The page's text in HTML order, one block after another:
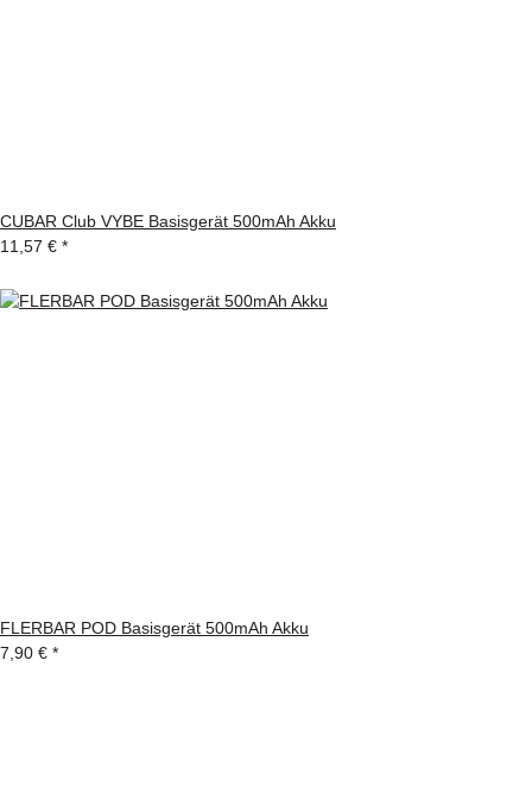
CUBAR Club VYBE Basisgerät 500mAh Akku
11,57 € *
FLERBAR POD Basisgerät 500mAh Akku
7,90 € *